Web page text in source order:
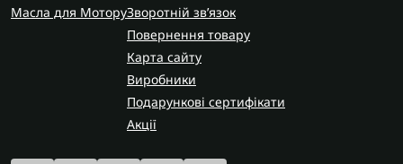
Масла для МоторуЗворотній зв’язок
Повернення товару
Карта сайту
Виробники
Подарункові сертифікати
Акції